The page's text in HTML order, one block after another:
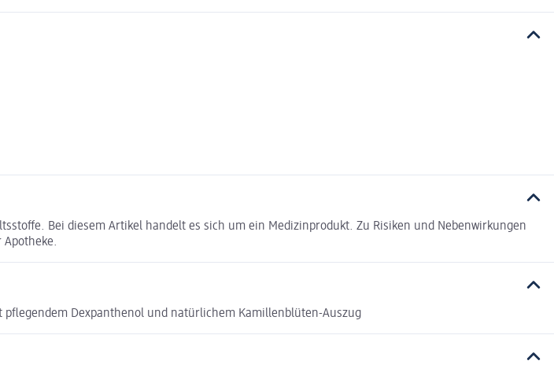
Bei diesem Artikel handelt es sich um ein Medizinprodukt. Zu Risiken und Nebenwirkungen
Dexpanthenol und natürlichem Kamillenblüten-Auszug